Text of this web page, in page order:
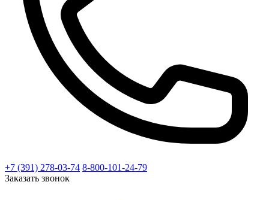
+7 (391) 278-03-74 8-800-101-24-79
Заказать звонок